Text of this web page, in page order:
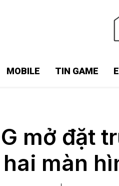
MOBILE TIN GAME
mở đặt
màn